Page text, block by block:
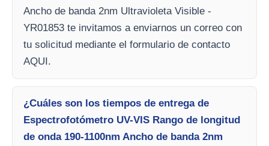
Ancho de banda 2nm Ultravioleta Visible -
YR01853 te invitamos a enviarnos un correo con
tu solicitud mediante el formulario de contacto
AQUI.
¿Cuáles son los tiempos de entrega de
Espectrofotómetro UV-VIS Rango de longitud
de onda 190-1100nm Ancho de banda 2nm